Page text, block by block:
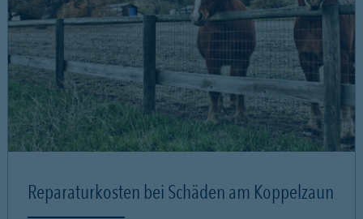
Reparaturkosten bei Schäden am Koppelzaun